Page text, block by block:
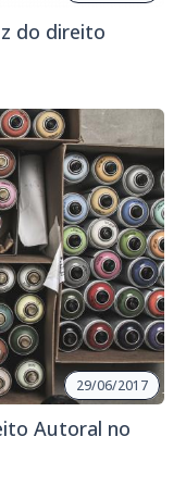
do direito
29/06/2017
Autoral no